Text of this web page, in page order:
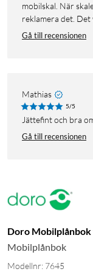
mobilskal. När
reklamera det. Det
Gå till recensionen
Mathias
5/5
Jättefint och bra
Gå till recensionen
Doro
Mobilplånbok
Modellnr: 7645